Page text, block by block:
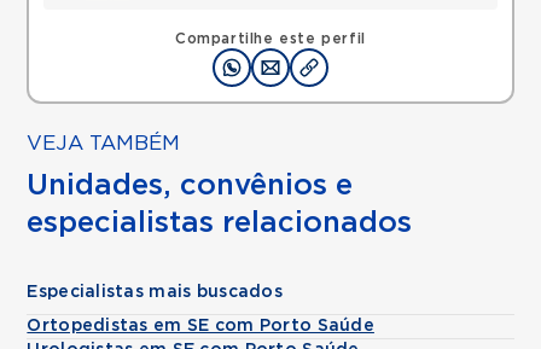
Compartilhe este perfil
VEJA TAMBÉM
Unidades, convênios e
especialistas relacionados
Especialistas mais buscados
Ortopedistas em SE com Porto Saúde